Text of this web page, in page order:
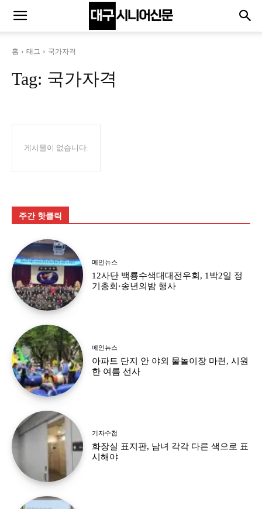
홈 태그 국가자격
Tag: 국가자격
게시물이 없습니다.
주간 핫클릭
메인뉴스
12사단 백룡수색대대전우회, 1박2일 정
기총회·송년의밤 행사
메인뉴스
아파트 단지 안 야외 물놀이장 마련, 시원
한 여름 선사
기자수첩
화장실 표지판, 남녀 각각 다른 색으로 표
시해야